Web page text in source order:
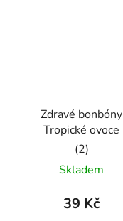
Zdravé bonbóny
Tropické ovoce
Průměrné
hodnocení
produktu
Skladem
39 Kč